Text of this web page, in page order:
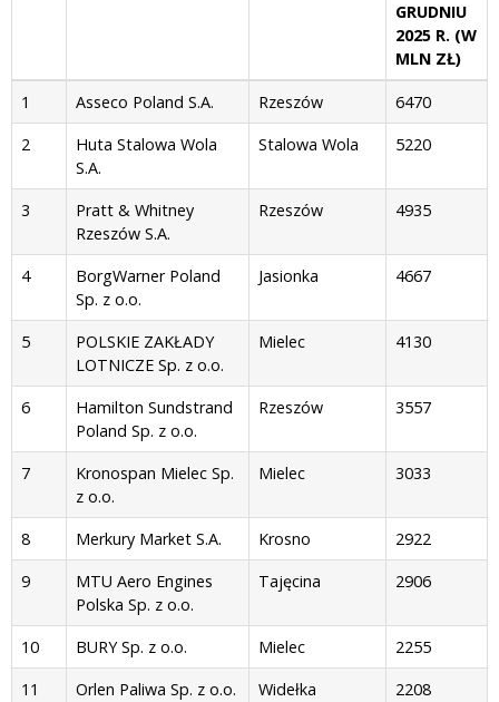
GRUDNIU
2025 R. (W
MLN ZŁ)
LP.
NAZWA FIRMY SIEDZIBA
WARTOŚĆ
RYNKOWA
FIRMY W
2025 R. (W
MLN ZŁ)
1 Asseco Poland S.A. Rzeszów
6470
2
Huta Stalowa Wola
S.A.
Stalowa Wola 5220
3
Pratt & Whitney
Rzeszów S.A.
Rzeszów 4935
4
BorgWarner Poland
Sp. z o.o.
Jasionka 4667
5
POLSKIE ZAKŁADY
LOTNICZE Sp. z o.o.
Mielec 4130
6
Hamilton Sundstrand
Poland Sp. z o.o.
Rzeszów 3557
7
Kronospan Mielec Sp.
z o.o.
Mielec 3033
8 Merkury Market S.A. Krosno
2922
9
MTU Aero Engines
Polska Sp. z o.o.
Tajęcina 2906
10 BURY Sp. z o.o. Mielec
2255
11
Orlen Paliwa Sp. z o.o. Widełka
2208